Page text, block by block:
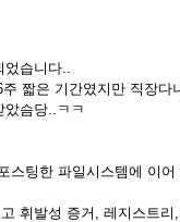
었습니다
주 짧은 기간였지만 직장
았슴당 ..ㅋㅋ
스팅한 파일시스템에 이
휘발성 증거
, 레지스트